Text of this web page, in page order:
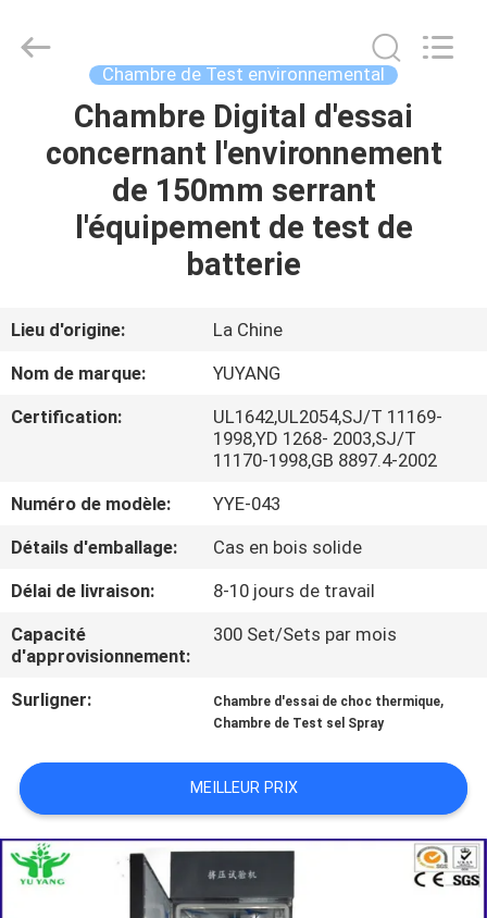
MAISON
PRODUITS
AU
DE
VISITE
D'USINE
CONTACTEZ-
NOUS
NOUVELLES
DEMANDEZ
UNE
CITATION
INSTRUMENT
Chambre de Test environnemental
Chambre Digital d'essai
concernant l'environnement
de 150mm serrant
l'équipement de test de
batterie
Lieu d'origine:
La Chine
Nom de marque:
YUYANG
Certification:
UL1642,UL2054,SJ/T 11169-
1998,YD 1268- 2003,SJ/T
11170-1998,GB 8897.4-2002
Numéro de modèle:
YYE-043
Détails d'emballage:
Cas en bois solide
Délai de livraison:
8-10 jours de travail
Capacité
d'approvisionnement:
300 Set/Sets par mois
Surligner: Chambre d'essai de choc thermique,
Chambre de Test sel Spray
MEILLEUR PRIX